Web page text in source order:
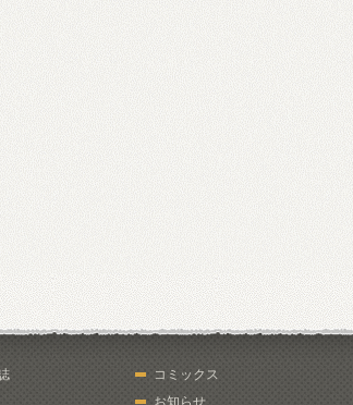
コミックス
お知らせ